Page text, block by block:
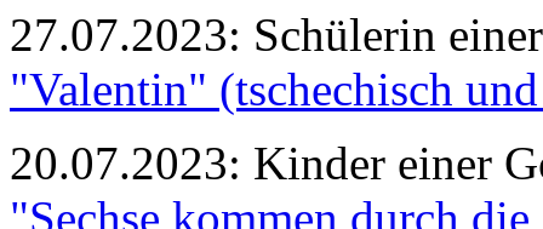
27.07.2023: Schülerin
"Valentin" (tschechisch
20.07.2023: Kinder einer
"Sechse kommen durch